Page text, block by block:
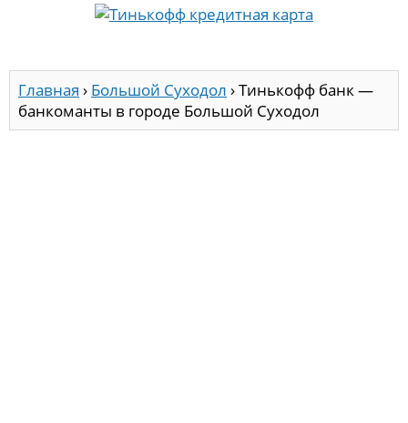
Главная › Большой Суходол ›Тинькофф банк —
банкоманты в городе Большой Суходол